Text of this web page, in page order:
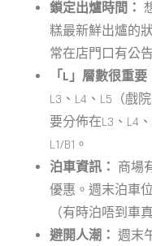
鎖定出爐時間：
糕最新鮮出爐的
常在店門口有公
「L」層數很重要
L3、L4、L5（戲
要分佈在L3、L4
L1/B1。
泊車資訊： 商場
優惠。週末泊車
（有時泊唔到車
避開人潮： 週末